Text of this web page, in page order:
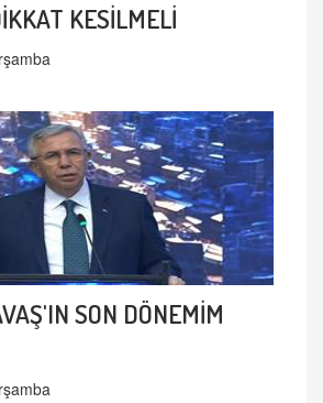
KESİLMELİ
SON DÖNEMİM